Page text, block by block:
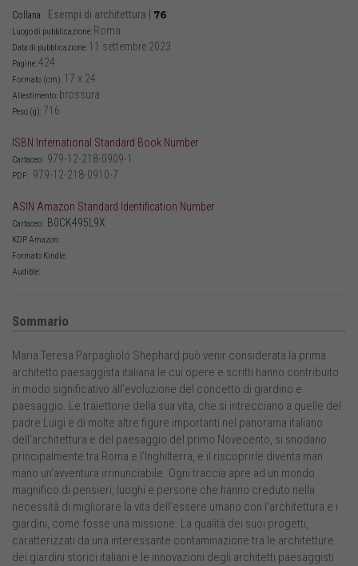
Collana: Esempi di architettura 76
Luogo di pubblicazione: Roma
Data di pubblicazione: 11 settembre 2023
Pagine:424
Formato (cm): 17 x 24
Allestimento: brossura
Peso (g):716
ISBN International Standard Book Number
Cartaceo: 979-12-218-0909-1
PDF: 979-12-218-0910-7
ASIN Amazon Standard Identification Number
Cartaceo: B0CK495L9X
KDP Amazon:
Formato Kindle:
Audible:
Sommario
Maria Teresa Parpagliolo Shephard può venir considerata la prima
architetto paesaggista italiana le cui opere e scritti hanno contribuito
in modo significativo all’evoluzione del concetto di giardino e
paesaggio. Le traiettorie della sua vita, che si intrecciano a quelle del
padre Luigi e di molte altre figure importanti nel panorama italiano
dell’architettura e del paesaggio del primo Novecento, si snodano
principalmente tra Roma e l’Inghilterra, e il riscoprirle diventa man
mano un’avventura irrinunciabile. Ogni traccia apre ad un mondo
magnifico di pensieri, luoghi e persone che hanno creduto nella
necessità di migliorare la vita dell’essere umano con l’architettura e i
giardini, come fosse una missione. La qualità dei suoi progetti,
caratterizzati da una interessante contaminazione tra le architetture
dei giardini storici italiani e le innovazioni degli architetti paesaggisti